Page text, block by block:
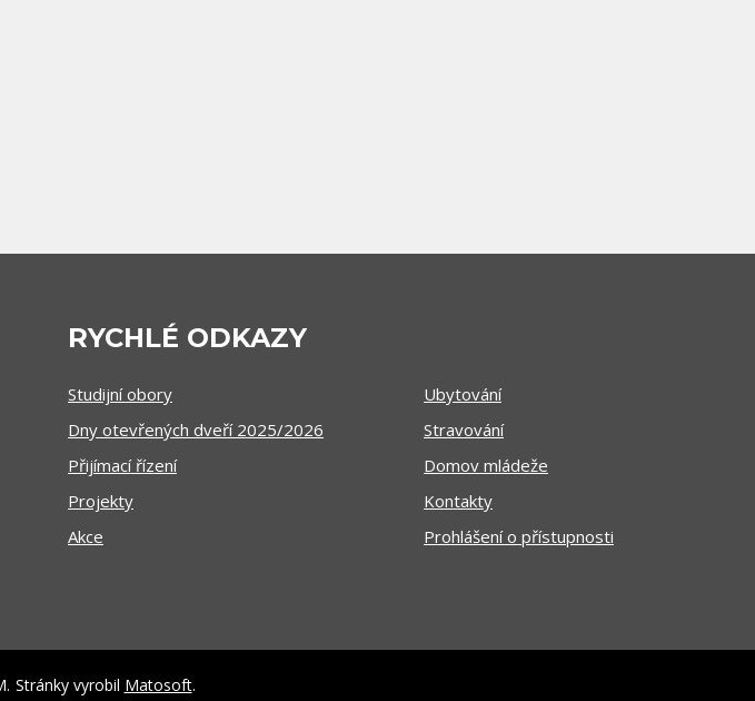
RYCHLÉ ODKAZY
Studijní obory
Dny otevřených dveří 2025/2026
Přijímací řízení
Projekty
Akce
Ubytování
Stravování
Domov mládeže
Kontakty
Prohlášení o přístupnosti
Stránky vyrobil Matosoft.